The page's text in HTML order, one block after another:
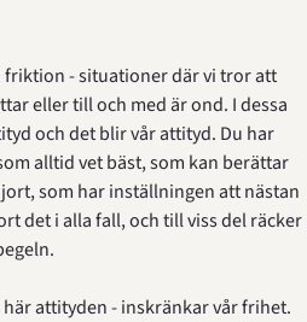
friktion - situationer där vi tror att
eller till och med är ond. I dessa
och det blir vår attityd. Du har
alltid vet bäst, som kan berättar
som har inställningen att nästan
det i alla fall, och till viss del räcker
attityden - inskränkar vår frihet.